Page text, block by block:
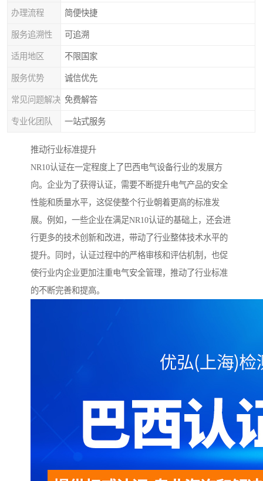
办理流程 简便快捷
服务追溯性 可追溯
适用地区 不限国家
服务优势 诚信优先
常见问题解决 免费解答
专业化团队 一站式服务
推动行业标准提升
NR10认证在一定程度上了巴西电气设备行业的发展方
向。企业为了获得认证，需要不断提升电气产品的安全
性能和质量水平，这促使整个行业朝着更高的标准发
展。例如，一些企业在满足NR10认证的基础上，还会进
行更多的技术创新和改进，带动了行业整体技术水平的
提升。同时，认证过程中的严格审核和评估机制，也促
使行业内企业更加注重电气安全管理，推动了行业标准
的不断完善和提高。